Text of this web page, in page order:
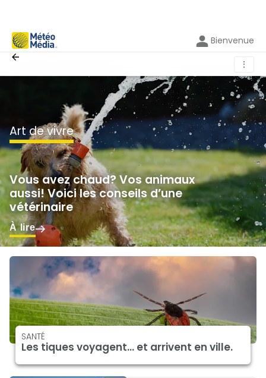
Bienvenue
⋮
art de vivre
Vous avez chaud? Vos animaux
aussi! Voici les conseils d’une
vétérinaire
À lire
SANTÉ
Les tiques voyagent... et arrivent en ville.